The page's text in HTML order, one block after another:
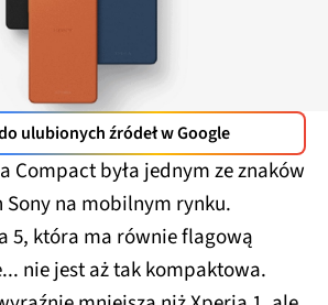
ulubionych źródeł w Google
Compact była jednym ze znaków
Sony na mobilnym rynku.
5, która ma równie flagową
nie jest aż tak kompaktowa.